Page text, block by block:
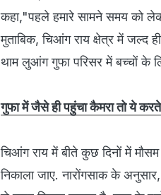
कहा,"पहले हमारे सामने समय को
मुताबिक, चिआंग राय क्षेत्र में जल्द
थाम लुआंग गुफा परिसर में बच्चों के
गुफा में जैसे ही पहुंचा कैमरा तो ये
चिआंग राय में बीते कुछ दिनों में
निकाला जाए. नारोंगसाक के